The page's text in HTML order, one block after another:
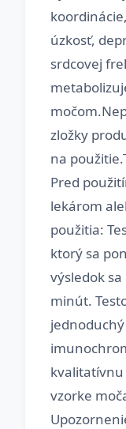
úzkosť,
srdcovej
zložky
na
Pred
lekárom
použitia:
ktorý sa
výsledok
minút.
vzorke